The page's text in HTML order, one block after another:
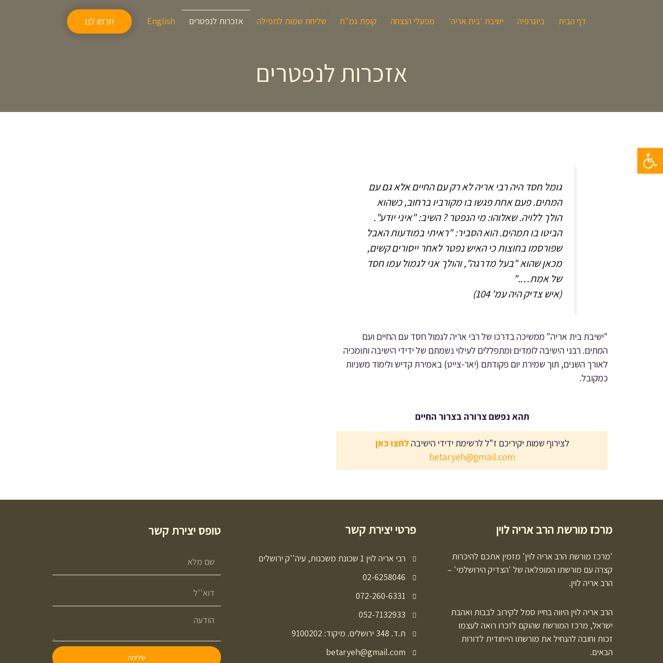
פתח סרגל נגישות
דף הבית ביוגרפיה ישיבת 'בית אריה' מפעלי הנצחה קופת גמ"ח שליחת שמות לתפילה אזכרות לנפטרים English תרמו לנו
אזכרות לנפטרים
גומל חסד היה רבי אריה לא רק עם החיים אלא גם עם
המתים. פעם אחת פגשו בו מקורביו ברחוב, כשהוא
הולך ללויה. שאלוהו: מי הנפטר ? השיב: "איני יודע".
הביטו בו תמהים. הוא הסביר: "ראיתי במודעות האבל
שפורסמו בחוצות כי האיש נפטר לאחר ייסורים קשים,
מכאן שהוא "בעל מדרגה", והולך אני לגמול עמו חסד
של אמת…."
(איש צדיק היה עמ' 104)
"ישיבת בית אריה" ממשיכה בדרכו של רבי אריה לגמול חסד עם החיים ועם
המתים. רבני הישיבה לומדים ומתפללים לעילוי נשמתם של ידידי הישיבה ותומכיה
לאורך השנים, תוך שמירת יום פקודתם (יאר-צייט) באמירת קדיש ולימוד משניות
כמקובל.
תהא נפשם צרורה בצרור החיים
לצירוף שמות יקיריכם ז"ל לרשימת ידידי הישיבהלחצו כאן
betaryeh@gmail.com
מרכז מורשת הרב אריה לוין
'מרכז מורשת הרב אריה לוין' מזמין אתכם להיכרות
קצרה עם מורשתו המופלאה של 'הצדיק הירושלמי' –
הרב אריה לוין.
הרב אריה לוין היווה בחייו סמל לקירוב לבבות ואהבת
ישראל, מרכז המורשת שהוקם לזכרו רואה לעצמו
זכות וחובה להנחיל את מורשתו הייחודית לדורות
הבאים.
פרטי יצירת קשר
רבי אריה לוין 1 שכונת משכנות, עיה''ק ירושלים
02-6258046
072-260-6331
052-7132933
ת.ד. 348 ירושלים. מיקוד: 9100202
betaryeh@gmail.com
טופס יצירת קשר
שליחה